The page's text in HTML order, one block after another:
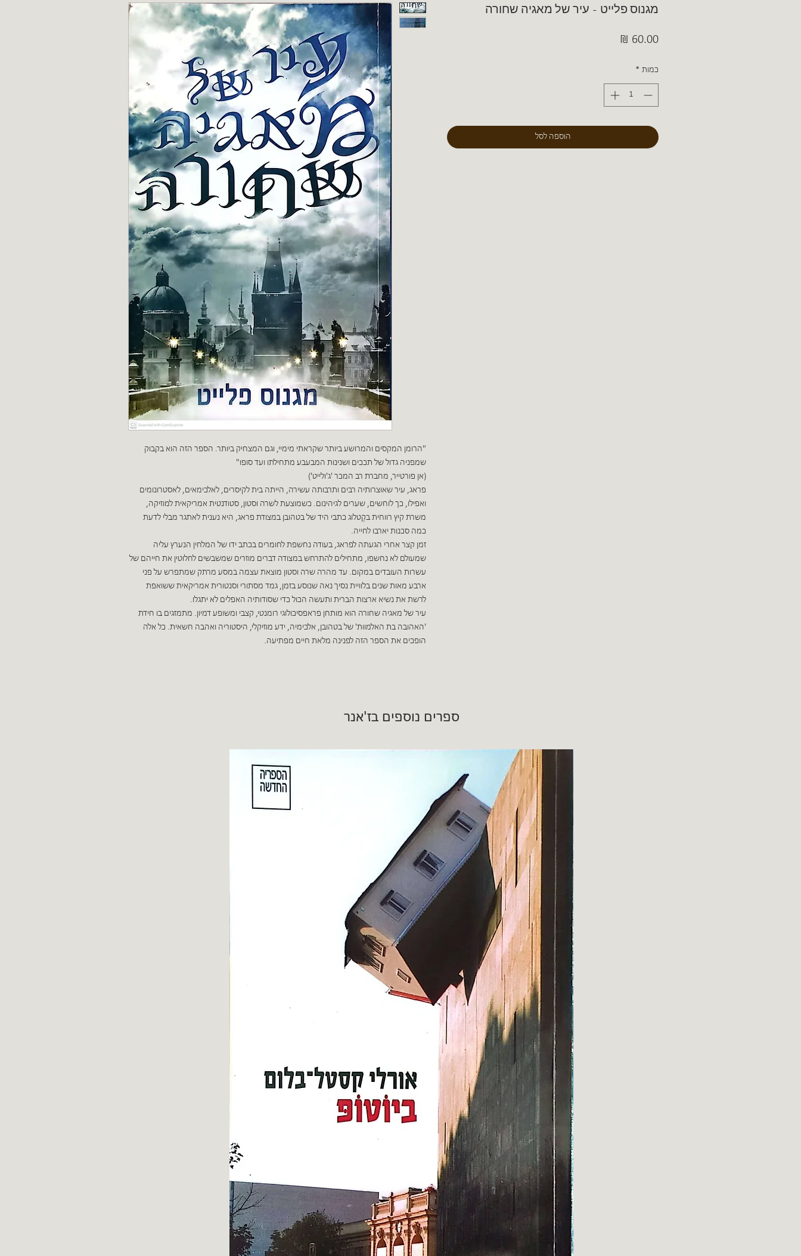
"הרומן המקסים והמרושע ביותר שקראתי מימיי, וגם המצחיק ביותר. הספר הזה הוא בקבוק
שמפניה גדול של תככים ושנינות המבעבע מתחילתו ועד סופו"
(אן פורטייר, מחברת רב המכר 'ג'ולייט')
פראג, עיר שאוצרותיה רבים ותרבותה עשירה, הייתה בית לקיסרים, לאלכימאים, לאסטרונומים
ואפילו, כך לוחשים, שערים לגיהינום. כשמוצעת לשרה וסטון, סטודנטית אמריקאית למוזיקה,
משרת קיץ רווחית בקֶטלוג כתבי היד של בטהובן במצודת פראג, היא נענית לאתגר מבלי לדעת
כמה סכנות יארבו לחייה.
זמן קצר אחרי הגעתה לפראג, בעודה נחשפת לחומרים בכתב ידו של המלחין הנערץ עליה
שמעולם לא נחשפו, מתחילים להתרחש במצודה דברים מוזרים שמשבשים לחלוטין את חייהם של
עשרות העובדים במקום. עד מהרה שרה וסטון מוצאת עצמה במסע מרתק שמתפרש על פני
ארבע מאות שנים בלוויית נסיך נאה שנוסע בזמן, גמד מסתורי וסנטורית אמריקאית ששואפת
לרשת את נשיא ארצות הברית ותעשה הכול כדי שסודותיה האפלים לא יתגלו.
עיר של מאגיה שחורה הוא מותחן פראפסיכולוגי רומנטי, קצבי ומשופע דמיון. מתמזגים בו חידת
'האהובה בת האלמוות' של בטהובן, אלכימיה, ידע מוזיקלי, היסטוריה ואהבה חשאית. כל אלה
הופכים את הספר הזה לפנינה מלאת חיים מפתיעה.
מגנוס פלייט - עיר של מאגיה שחורה
כמות *
הוספה לסל
ספרים נוספים בז'אנר